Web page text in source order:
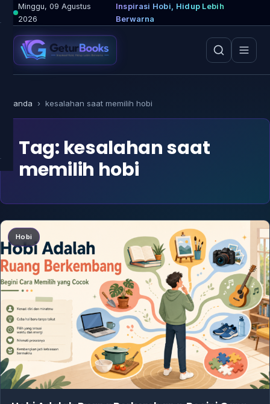
Lewati
ke
konten
Minggu, 09 Agustus
2026
Inspirasi Hobi, Hidup Lebih
Berwarna
Beranda › kesalahan saat memilih hobi
Tag: kesalahan saat
memilih hobi
Hobi